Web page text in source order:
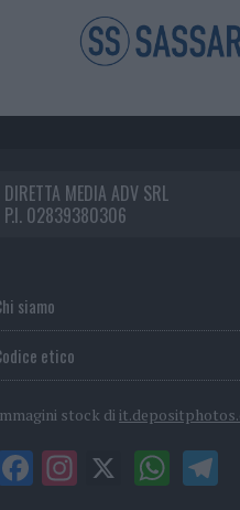
DIRETTA MEDIA ADV SRL
P.I. 02839380306
siamo
etico
stock di